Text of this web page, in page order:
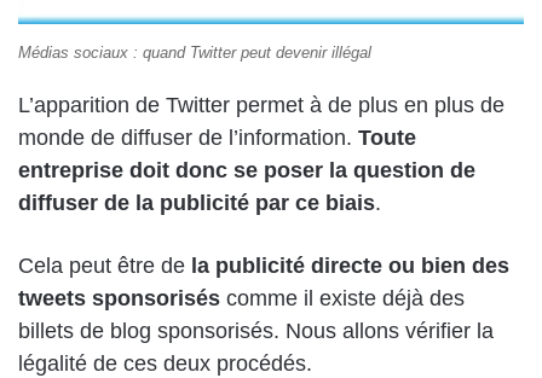
Médias sociaux : quand Twitter peut devenir illégal
L’apparition de Twitter permet à de plus en plus de
monde de diffuser de l’information. Toute
entreprise doit donc se poser la question de
diffuser de la publicité par ce biais.
Cela peut être de la publicité directe ou bien des
tweets sponsorisés comme il existe déjà des
billets de blog sponsorisés. Nous allons vérifier la
légalité de ces deux procédés.